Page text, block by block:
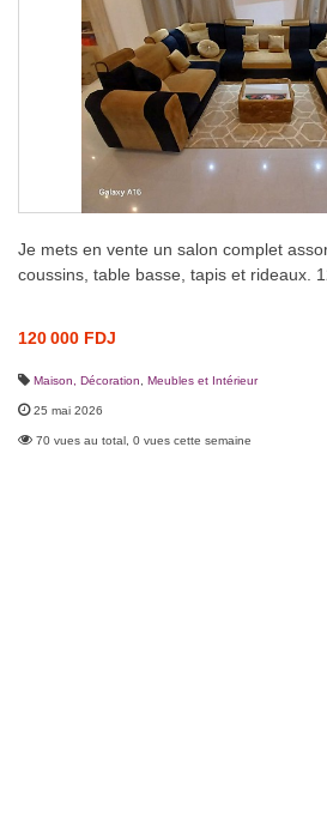
Je mets en vente un salon complet
coussins, table basse, tapis et rideaux.
120 000 FDJ
Maison, Décoration Meubles et Intérieur
25 mai 2026
70 vues au total, 0 vues cette semaine